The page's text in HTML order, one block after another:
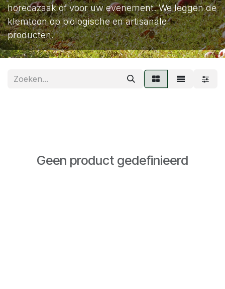
horecazaak of voor uw evenement. We leggen de
klemtoon op biologische en artisanale
producten.
Geen product gedefinieerd